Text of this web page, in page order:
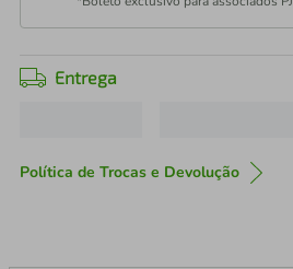
Entrega
Política de Trocas e Devolução